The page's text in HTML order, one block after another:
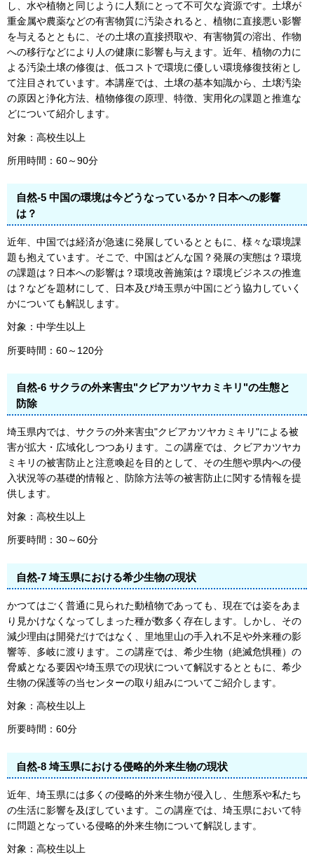
し、水や植物と同じように人類にとって不可欠な資源です。土壌が
重金属や農薬などの有害物質に汚染されると、植物に直接悪い影響
を与えるとともに、その土壌の直接摂取や、有害物質の溶出、作物
への移行などにより人の健康に影響も与えます。近年、植物の力に
よる汚染土壌の修復は、低コストで環境に優しい環境修復技術とし
て注目されています。本講座では、土壌の基本知識から、土壌汚染
の原因と浄化方法、植物修復の原理、特徴、実用化の課題と推進な
どについて紹介します。
対象：高校生以上
所用時間：60～90分
自然-5 中国の環境は今どうなっているか？日本への影響
は？
近年、中国では経済が急速に発展しているとともに、様々な環境課
題も抱えています。そこで、中国はどんな国？発展の実態は？環境
の課題は？日本への影響は？環境改善施策は？環境ビジネスの推進
は？などを題材にして、日本及び埼玉県が中国にどう協力していく
かについても解説します。
対象：中学生以上
所要時間：60～120分
自然-6 サクラの外来害虫"クビアカツヤカミキリ"の生態と
防除
埼玉県内では、サクラの外来害虫"クビアカツヤカミキリ"による被
害が拡大・広域化しつつあります。この講座では、クビアカツヤカ
ミキリの被害防止と注意喚起を目的として、その生態や県内への侵
入状況等の基礎的情報と、防除方法等の被害防止に関する情報を提
供します。
対象：高校生以上
所要時間：30～60分
自然-7 埼玉県における希少生物の現状
かつてはごく普通に見られた動植物であっても、現在では姿をあま
り見かけなくなってしまった種が数多く存在します。しかし、その
減少理由は開発だけではなく、里地里山の手入れ不足や外来種の影
響等、多岐に渡ります。この講座では、希少生物（絶滅危惧種）の
脅威となる要因や埼玉県での現状について解説するとともに、希少
生物の保護等の当センターの取り組みについてご紹介します。
対象：高校生以上
所要時間：60分
自然-8 埼玉県における侵略的外来生物の現状
近年、埼玉県には多くの侵略的外来生物が侵入し、生態系や私たち
の生活に影響を及ぼしています。この講座では、埼玉県において特
に問題となっている侵略的外来生物について解説します。
対象：高校生以上